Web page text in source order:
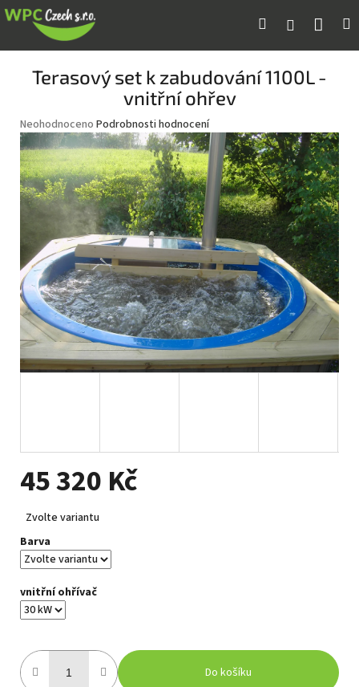
Přejít
na
Hledat Přihlášení
Terasový set k zabudování 1100L -
vnitřní ohřev
Průměrné
hodnocení
produktu
je
0,0
z
hvězdiček.
Neohodnoceno Podrobnosti hodnocení
45 320 Kč
cena:
Zvolte variantu
Barva
vnitřní ohřívač
Do košíku